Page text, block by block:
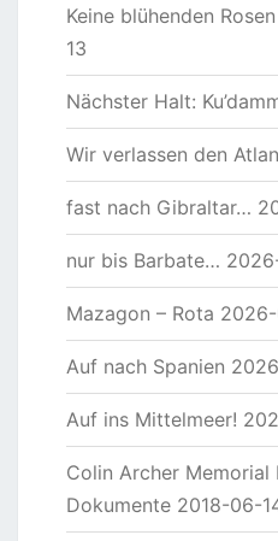
Keine blühenden
13
Nächster Halt:
Wir verlassen den
fast nach Gibraltar…
nur bis Barbate…
Mazagon – Rota
Auf nach Spanien
Auf ins Mittelmeer!
Colin Archer Memorial
Dokumente 2018-06-